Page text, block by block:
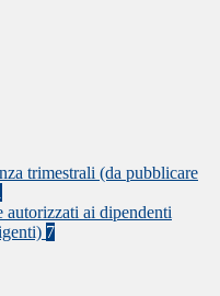
trimestrali (da pubblicare
ai dipendenti
7